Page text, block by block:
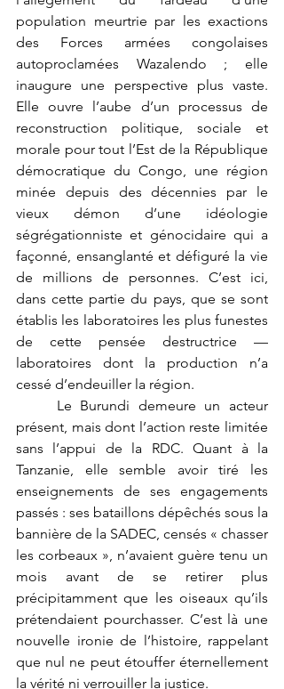
population meurtrie par les exactions
des Forces armées congolaises
autoproclamées Wazalendo ; elle
inaugure une perspective plus vaste.
Elle ouvre l’aube d’un processus de
reconstruction politique, sociale et
morale pour tout l’Est de la République
démocratique du Congo, une région
minée depuis des décennies par le
vieux démon d’une idéologie
ségrégationniste et génocidaire qui a
façonné, ensanglanté et défiguré la vie
de millions de personnes. C’est ici,
dans cette partie du pays, que se sont
établis les laboratoires les plus funestes
de cette pensée destructrice —
laboratoires dont la production n’a
cessé d’endeuiller la région.
présent, mais dont l’action reste limitée
sans l’appui de la RDC. Quant à la
Tanzanie, elle semble avoir tiré les
enseignements de ses engagements
passés : ses bataillons dépêchés sous la
bannière de la SADEC, censés « chasser
les corbeaux », n’avaient guère tenu un
mois avant de se retirer plus
précipitamment que les oiseaux qu’ils
prétendaient pourchasser. C’est là une
nouvelle ironie de l’histoire, rappelant
que nul ne peut étouffer éternellement
la vérité ni verrouiller la justice.